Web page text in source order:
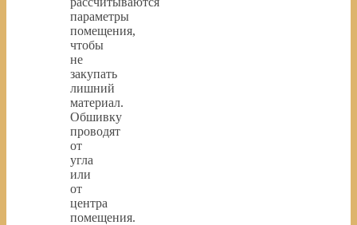
параметры
помещения,
чтобы
не
закупать
лишний
материал.
Обшивку
проводят
от
угла
или
от
центра
помещения.